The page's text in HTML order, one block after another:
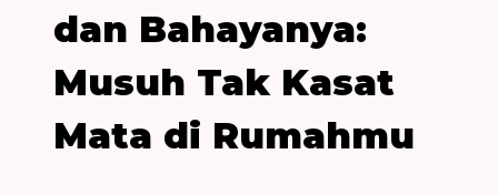
dan Bahayanya:
Musuh Tak Kasat
Mata di Rumahmu